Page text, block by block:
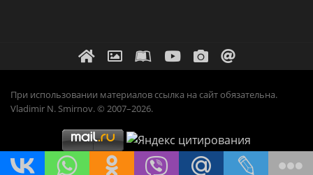
При использовании материалов ссылка на сайт обязательна.
Vladimir N. Smirnov. © 2007–2026.